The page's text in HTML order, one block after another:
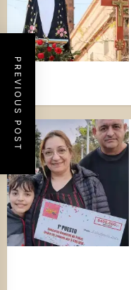
PREVIOUS POST